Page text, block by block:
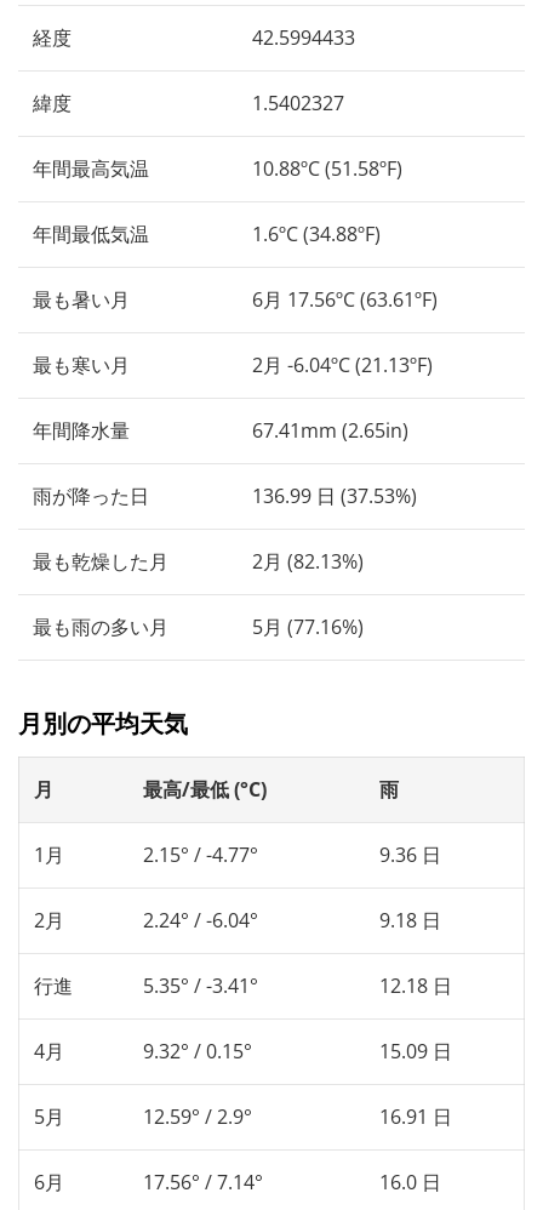
経度 42.5994433
緯度 1.5402327
年間最高気温 10.88ºC (51.58ºF)
年間最低気温 1.6ºC (34.88ºF)
最も暑い月 6月 17.56ºC (63.61ºF)
最も寒い月 2月 -6.04ºC (21.13ºF)
年間降水量 67.41mm (2.65in)
雨が降った日 136.99 日 (37.53%)
最も乾燥した月 2月 (82.13%)
最も雨の多い月 5月 (77.16%)
月別の平均天気
月 最高/最低 (°C) 雨
1月 2.15° / -4.77° 9.36 日
2月 2.24° / -6.04° 9.18 日
行進 5.35° / -3.41° 12.18 日
4月 9.32° / 0.15° 15.09 日
5月 12.59° / 2.9° 16.91 日
6月 17.56° / 7.14° 16.0 日